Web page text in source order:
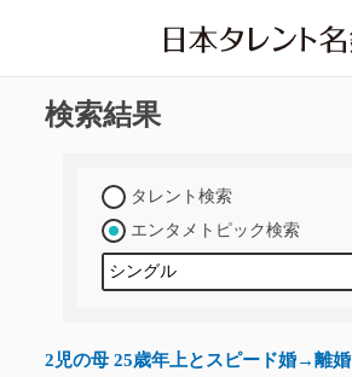
検索結果
タレント検索
エンタメトピック検索
2児の母 25歳年上とスピード婚→離婚